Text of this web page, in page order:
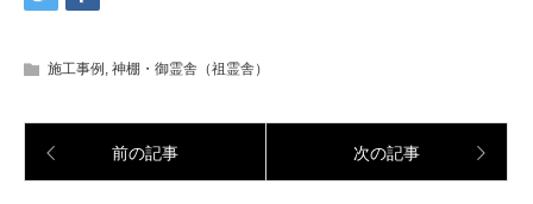
施工事例 , 神棚・御霊舎（祖霊舎）
前の記事 次の記事